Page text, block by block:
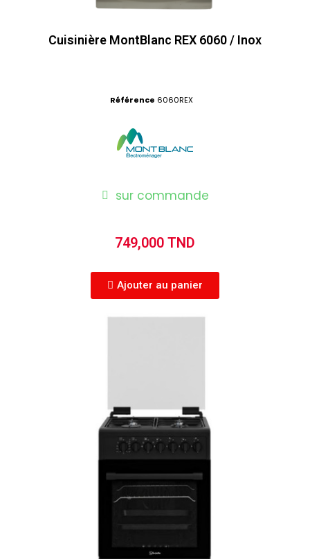
Cuisinière MontBlanc REX 6060 / Inox
Référence 6060REX
sur commande
749,000 TND
Ajouter au panier